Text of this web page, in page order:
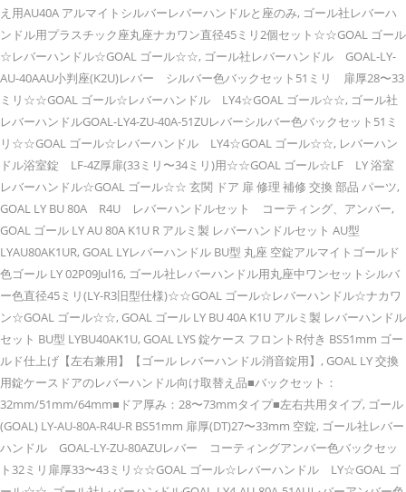
え用AU40A アルマイトシルバーレバーハンドルと座のみ, ゴール社レバーハ
ンドル用プラスチック座丸座ナカワン直径45ミリ2個セット☆☆GOAL ゴール
☆レバーハンドル☆GOAL ゴール☆☆, ゴール社レバーハンドル GOAL-LY-
AU-40AAU小判座(K2U)レバー シルバー色バックセット51ミリ 扉厚28〜33
ミリ☆☆GOAL ゴール☆レバーハンドル LY4☆GOAL ゴール☆☆, ゴール社
レバーハンドルGOAL-LY4-ZU-40A-51ZUレバーシルバー色バックセット51ミ
リ☆☆GOAL ゴール☆レバーハンドル LY4☆GOAL ゴール☆☆, レバーハン
ドル浴室錠 LF-4Z厚扉(33ミリ〜34ミリ)用☆☆GOAL ゴール☆LF LY 浴室
レバーハンドル☆GOAL ゴール☆☆ 玄関 ドア 扉 修理 補修 交換 部品 パーツ,
GOAL LY BU 80A R4U レバーハンドルセット コーティング、アンバー,
GOAL ゴール LY AU 80A K1U R アルミ製 レバーハンドルセット AU型
LYAU80AK1UR, GOAL LYレバーハンドル BU型 丸座 空錠アルマイトゴールド
色ゴール LY 02P09Jul16, ゴール社レバーハンドル用丸座中ワンセットシルバ
ー色直径45ミリ(LY-R3旧型仕様)☆☆GOAL ゴール☆レバーハンドル☆ナカワ
ン☆GOAL ゴール☆☆, GOAL ゴール LY BU 40A K1U アルミ製 レバーハンドル
セット BU型 LYBU40AK1U, GOAL LYS 錠ケース フロントR付き BS51mm ゴー
ルド仕上げ【左右兼用】【ゴール レバーハンドル消音錠用】, GOAL LY 交換
用錠ケースドアのレバーハンドル向け取替え品■バックセット：
32mm/51mm/64mm■ドア厚み：28〜73mmタイプ■左右共用タイプ, ゴール
(GOAL) LY-AU-80A-R4U-R BS51mm 扉厚(DT)27〜33mm 空錠, ゴール社レバー
ハンドル GOAL-LY-ZU-80AZUレバー コーティングアンバー色バックセッ
ト32ミリ扉厚33〜43ミリ☆☆GOAL ゴール☆レバーハンドル LY☆GOAL ゴ